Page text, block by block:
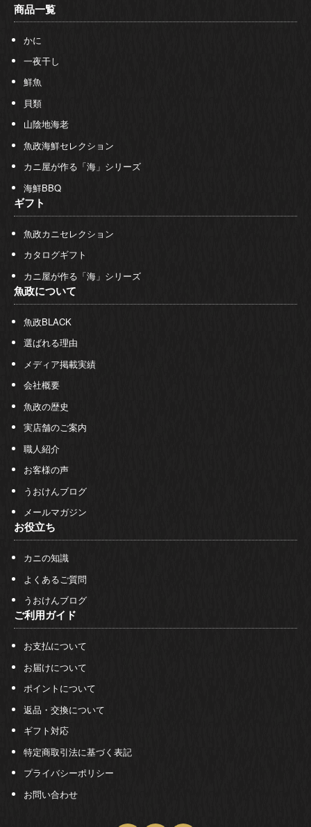
商品一覧
かに
一夜干し
鮮魚
貝類
山陰地海老
魚政海鮮セレクション
カニ屋が作る「海」シリーズ
海鮮BBQ
ギフト
魚政カニセレクション
カタログギフト
カニ屋が作る「海」シリーズ
魚政について
魚政BLACK
選ばれる理由
メディア掲載実績
会社概要
魚政の歴史
実店舗のご案内
職人紹介
お客様の声
うおけんブログ
メールマガジン
お役立ち
カニの知識
よくあるご質問
うおけんブログ
ご利用ガイド
お支払について
お届けについて
ポイントについて
返品・交換について
ギフト対応
特定商取引法に基づく表記
プライバシーポリシー
お問い合わせ